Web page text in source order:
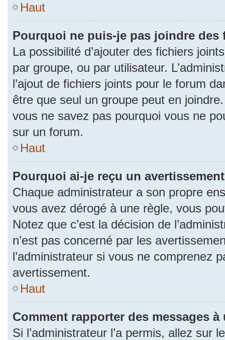
Haut
Pourquoi ne puis-je pas joindre des
La possibilité d’ajouter des fichiers
par groupe, ou par utilisateur.
l’ajout de fichiers joints pour le forum
être que seul un groupe peut en
vous ne savez pas pourquoi vous ne
sur un forum.
Haut
Pourquoi ai-je reçu un
Chaque administrateur a son propre
vous avez dérogé à une règle, vous
Notez que c’est la décision de
n’est pas concerné par les
l’administrateur si vous ne comprenez
avertissement.
Haut
Comment rapporter des messages
Si l’administrateur l’a permis, allez sur